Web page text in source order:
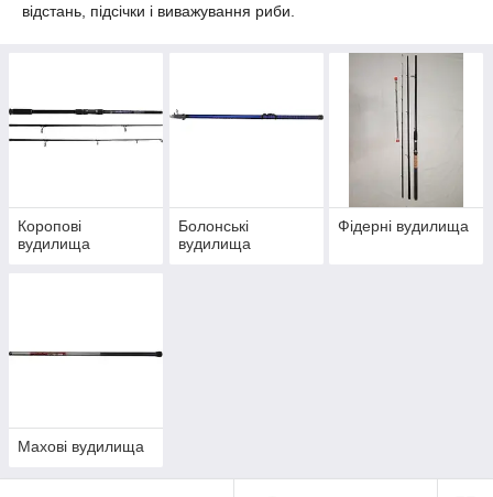
відстань, підсічки і виважування риби.
Коропові
вудилища
Болонські
вудилища
Фідерні вудилища
Махові вудилища